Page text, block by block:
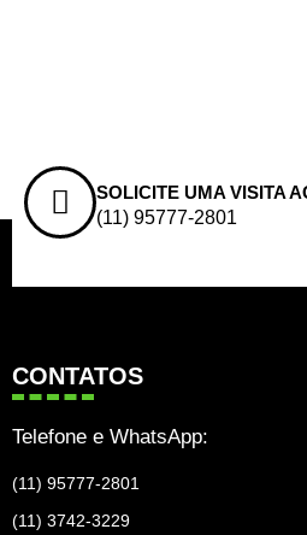
SOLICITE UMA VISITA
(11) 95777-2801
CONTATOS
Telefone e WhatsApp:
(11) 95777-2801
(11) 3742-3229